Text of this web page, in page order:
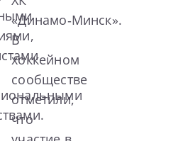
«Динамо‑Минск».
В
хоккейном
сообществе
отметили,
что